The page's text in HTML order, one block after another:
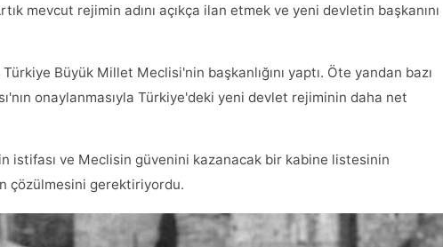
mevcut rejimin adını açıkça ilan etmek ve yeni devletin başkanını
Büyük Millet Meclisi'nin başkanlığını yaptı. Öte yandan bazı
onaylanmasıyla Türkiye'deki yeni devlet rejiminin daha net
istifası ve Meclisin güvenini kazanacak bir kabine listesinin
çözülmesini gerektiriyordu.